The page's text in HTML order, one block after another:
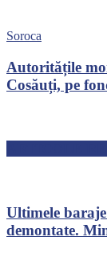
Soroca
Autoritățile
Cosăuți, pe
Ultimele
demontate.